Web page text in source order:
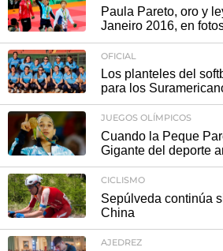
Paula Pareto, oro y
Janeiro 2016, en
OFICIAL
Los planteles del
para los
JUEGOS OLÍMPICOS
Cuando la Peque
Gigante del deporte
CICLISMO
Sepúlveda continúa
China
AJEDREZ